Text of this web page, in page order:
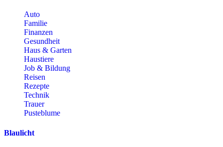
Auto
Familie
Finanzen
Gesundheit
Haus & Garten
Haustiere
Job & Bildung
Reisen
Rezepte
Technik
Trauer
Pusteblume
Blaulicht